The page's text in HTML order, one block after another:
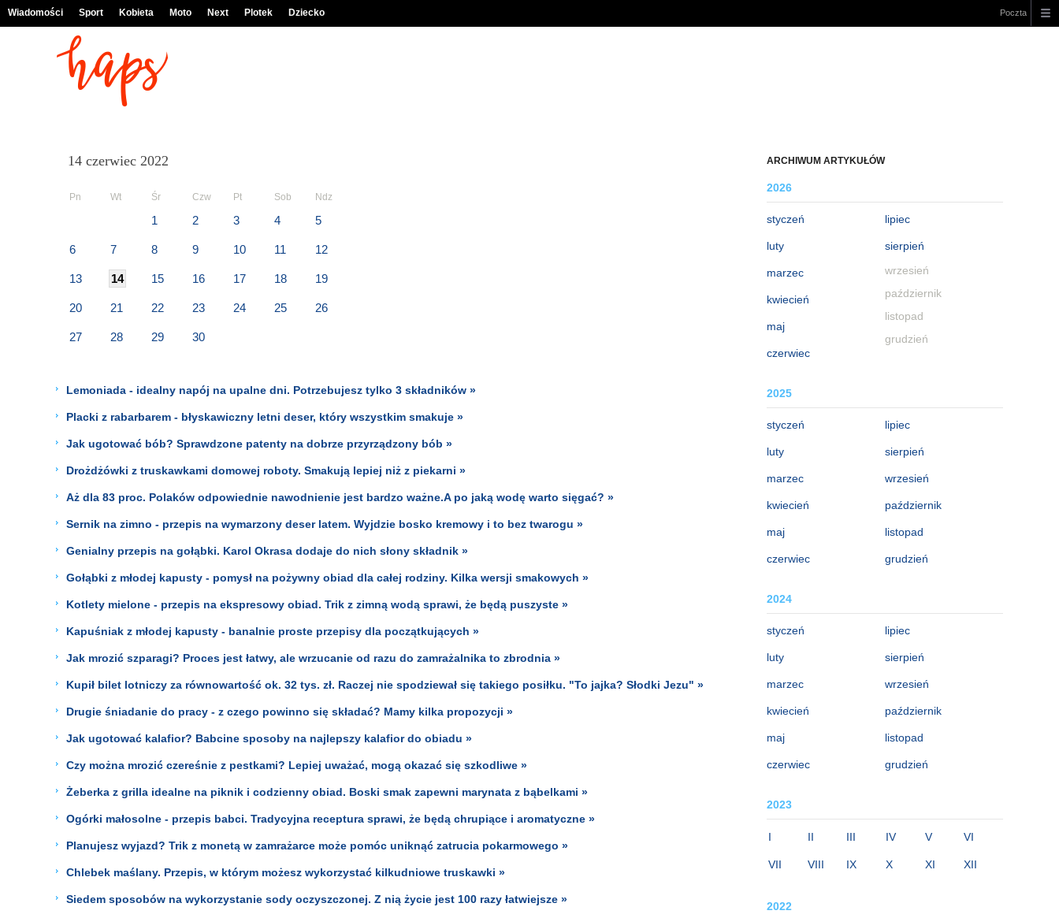
Wiadomości Sport Kobieta Moto Next Plotek Dziecko Poczta
ARCHIWUM ARTYKUŁÓW
2026
styczeń
luty
marzec
kwiecień
maj
czerwiec
lipiec
sierpień
wrzesień
październik
listopad
grudzień
2025
styczeń
luty
marzec
kwiecień
maj
czerwiec
lipiec
sierpień
wrzesień
październik
listopad
grudzień
2024
styczeń
luty
marzec
kwiecień
maj
czerwiec
lipiec
sierpień
wrzesień
październik
listopad
grudzień
2023
I II III IV V VI
VII VIII IX X XI XII
2022
14 czerwiec 2022
Pn Wt Śr Czw Pt Sob Ndz
1 2 3 4 5
6 7 8 9 10 11 12
13 14 15 16 17 18 19
20 21 22 23 24 25 26
27 28 29 30
Lemoniada - idealny napój na upalne dni. Potrzebujesz tylko 3 składników »
Placki z rabarbarem - błyskawiczny letni deser, który wszystkim smakuje »
Jak ugotować bób? Sprawdzone patenty na dobrze przyrządzony bób »
Drożdżówki z truskawkami domowej roboty. Smakują lepiej niż z piekarni »
Aż dla 83 proc. Polaków odpowiednie nawodnienie jest bardzo ważne.A po jaką wodę warto sięgać? »
Sernik na zimno - przepis na wymarzony deser latem. Wyjdzie bosko kremowy i to bez twarogu »
Genialny przepis na gołąbki. Karol Okrasa dodaje do nich słony składnik »
Gołąbki z młodej kapusty - pomysł na pożywny obiad dla całej rodziny. Kilka wersji smakowych »
Kotlety mielone - przepis na ekspresowy obiad. Trik z zimną wodą sprawi, że będą puszyste »
Kapuśniak z młodej kapusty - banalnie proste przepisy dla początkujących »
Jak mrozić szparagi? Proces jest łatwy, ale wrzucanie od razu do zamrażalnika to zbrodnia »
Kupił bilet lotniczy za równowartość ok. 32 tys. zł. Raczej nie spodziewał się takiego posiłku. "To jajka? Słodki Jezu" »
Drugie śniadanie do pracy - z czego powinno się składać? Mamy kilka propozycji »
Jak ugotować kalafior? Babcine sposoby na najlepszy kalafior do obiadu »
Czy można mrozić czereśnie z pestkami? Lepiej uważać, mogą okazać się szkodliwe »
Żeberka z grilla idealne na piknik i codzienny obiad. Boski smak zapewni marynata z bąbelkami »
Ogórki małosolne - przepis babci. Tradycyjna receptura sprawi, że będą chrupiące i aromatyczne »
Planujesz wyjazd? Trik z monetą w zamrażarce może pomóc uniknąć zatrucia pokarmowego »
Chlebek maślany. Przepis, w którym możesz wykorzystać kilkudniowe truskawki »
Siedem sposobów na wykorzystanie sody oczyszczonej. Z nią życie jest 100 razy łatwiejsze »